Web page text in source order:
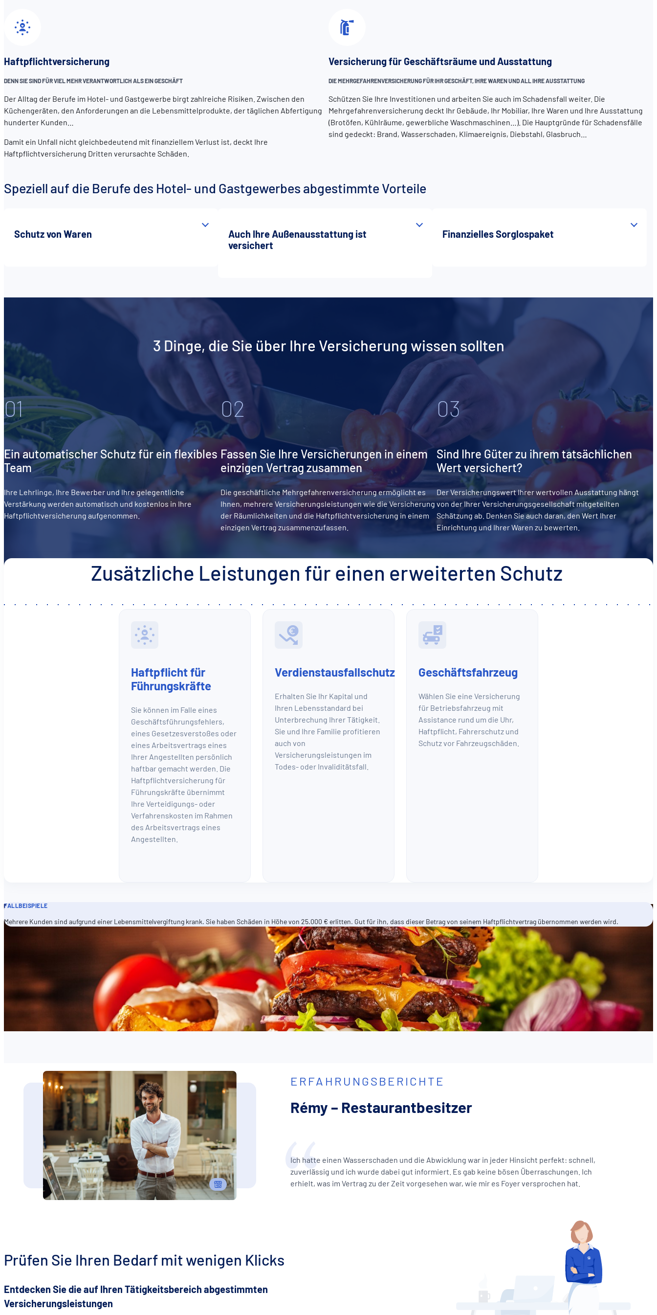
Haftpflichtversicherung
DENN SIE SIND FÜR VIEL MEHR VERANTWORTLICH ALS EIN GESCHÄFT
Der Alltag der Berufe im Hotel- und Gastgewerbe birgt zahlreiche Risiken. Zwischen den
Küchengeräten, den Anforderungen an die Lebensmittelprodukte, der täglichen Abfertigung
hunderter Kunden…
Damit ein Unfall nicht gleichbedeutend mit finanziellem Verlust ist, deckt Ihre
Haftpflichtversicherung Dritten verursachte Schäden.
Versicherung für Geschäftsräume und Ausstattung
DIE MEHRGEFAHRENVERSICHERUNG FÜR IHR GESCHÄFT, IHRE WAREN UND ALL IHRE AUSSTATTUNG
Schützen Sie Ihre Investitionen und arbeiten Sie auch im Schadensfall weiter. Die
Mehrgefahrenversicherung deckt Ihr Gebäude, Ihr Mobiliar, Ihre Waren und Ihre Ausstattung
(Brotöfen, Kühlräume, gewerbliche Waschmaschinen…). Die Hauptgründe für Schadensfälle
sind gedeckt: Brand, Wasserschaden, Klimaereignis, Diebstahl, Glasbruch…
Speziell auf die Berufe des Hotel- und Gastgewerbes abgestimmte Vorteile
Schutz von Waren
Auch Ihre Außenausstattung ist
versichert
Finanzielles Sorglospaket
3 Dinge, die Sie über Ihre Versicherung wissen sollten
01
Ein automatischer Schutz für ein flexibles
Team
Ihre Lehrlinge, Ihre Bewerber und Ihre gelegentliche
Verstärkung werden automatisch und kostenlos in Ihre
Haftpflichtversicherung aufgenommen.
02
Fassen Sie Ihre Versicherungen in einem
einzigen Vertrag zusammen
Die geschäftliche Mehrgefahrenversicherung ermöglicht es
Ihnen, mehrere Versicherungsleistungen wie die Versicherung
der Räumlichkeiten und die Haftpflichtversicherung in einem
einzigen Vertrag zusammenzufassen.
03
Sind Ihre Güter zu ihrem tatsächlichen
Wert versichert?
Der Versicherungswert Ihrer wertvollen Ausstattung hängt
von der Ihrer Versicherungsgesellschaft mitgeteilten
Schätzung ab. Denken Sie auch daran, den Wert Ihrer
Einrichtung und Ihrer Waren zu bewerten.
Zusätzliche Leistungen für einen erweiterten Schutz
Haftpflicht für
Führungskräfte
Sie können im Falle eines
Geschäftsführungsfehlers,
eines Gesetzesverstoßes oder
eines Arbeitsvertrags eines
Ihrer Angestellten persönlich
haftbar gemacht werden. Die
Haftpflichtversicherung für
Führungskräfte übernimmt
Ihre Verteidigungs- oder
Verfahrenskosten im Rahmen
des Arbeitsvertrags eines
Angestellten.
Verdienstausfallschutz
Erhalten Sie Ihr Kapital und
Ihren Lebensstandard bei
Unterbrechung Ihrer Tätigkeit.
Sie und Ihre Familie profitieren
auch von
Versicherungsleistungen im
Todes- oder Invaliditätsfall.
Geschäftsfahrzeug
Wählen Sie eine Versicherung
für Betriebsfahrzeug mit
Assistance rund um die Uhr,
Haftpflicht, Fahrerschutz und
Schutz vor Fahrzeugschäden.
FALLBEISPIELE
Mehrere Kunden sind aufgrund einer Lebensmittelvergiftung krank. Sie haben Schäden in Höhe von 25.000 € erlitten. Gut für ihn, dass dieser Betrag von seinem Haftpflichtvertrag übernommen werden wird.
ERFAHRUNGSBERICHTE
Rémy – Restaurantbesitzer
Ich hatte einen Wasserschaden und die Abwicklung war in jeder Hinsicht perfekt: schnell,
zuverlässig und ich wurde dabei gut informiert. Es gab keine bösen Überraschungen. Ich
erhielt, was im Vertrag zu der Zeit vorgesehen war, wie mir es Foyer versprochen hat.
Prüfen Sie Ihren Bedarf mit wenigen Klicks
Entdecken Sie die auf Ihren Tätigkeitsbereich abgestimmten
Versicherungsleistungen